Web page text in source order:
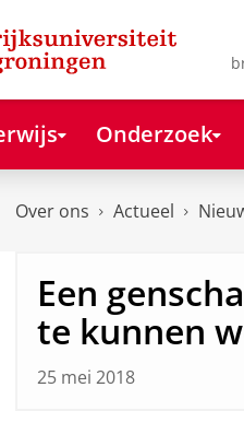
Onderzoek
Over ons Actueel
Een
te kunnen
25 mei 2018